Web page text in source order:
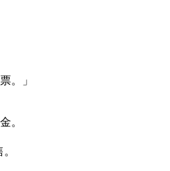
。」
。